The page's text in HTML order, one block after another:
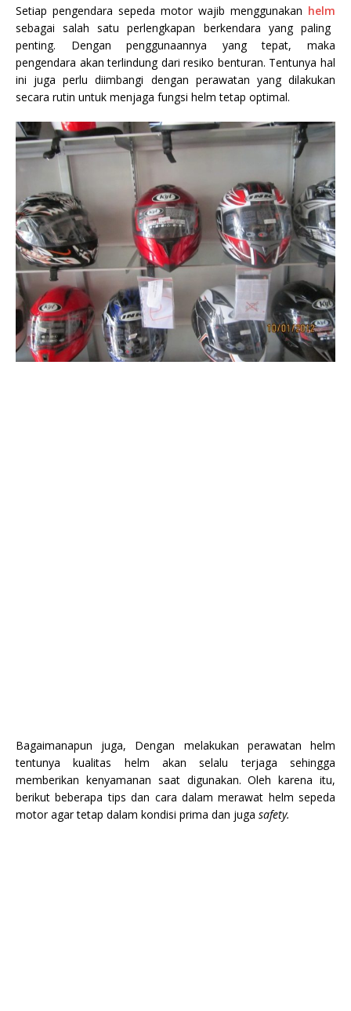
Setiap pengendara sepeda motor wajib menggunakan helm
sebagaisalah satu perlengkapan berkendara yang paling
penting. Dengan penggunaannya yang tepat, maka
pengendara akan terlindung dari resiko benturan. Tentunya hal
ini juga perlu diimbangi dengan perawatan yang dilakukan
secara rutin untuk menjaga fungsi helm tetap optimal.
Bagaimanapun juga, Dengan melakukan perawatan helm
tentunya kualitas helm akan selalu terjaga sehingga
memberikan kenyamanan saat digunakan. Oleh karena itu,
berikut beberapa tips dan cara dalam merawat helm sepeda
motor agar tetap dalam kondisi prima dan juga safety.